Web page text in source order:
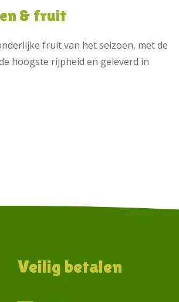
& fruit
fruit van het seizoen, met de
hoogste rijpheid en geleverd in
Veilig betalen